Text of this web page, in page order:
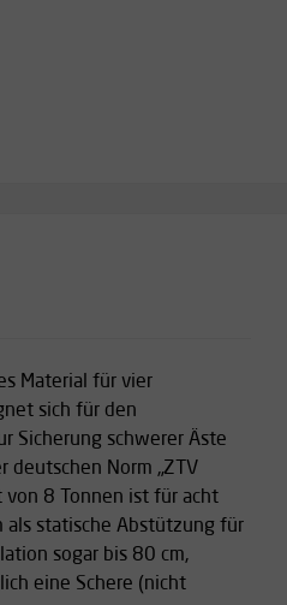
Material für vier
sich für den
Sicherung schwerer Äste
deutschen Norm „ZTV
von 8 Tonnen ist für acht
als statische Abstützung für
sogar bis 80 cm,
eine Schere (nicht